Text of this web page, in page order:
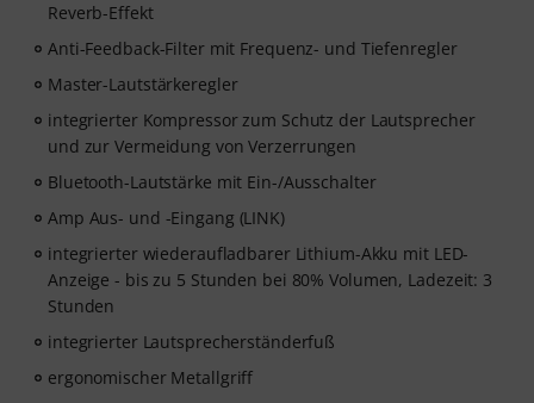
Reverb-Effekt
Anti-Feedback-Filter mit Frequenz- und Tiefenregler
Master-Lautstärkeregler
integrierter Kompressor zum Schutz der Lautsprecher
und zur Vermeidung von Verzerrungen
Bluetooth-Lautstärke mit Ein-/Ausschalter
Amp Aus- und -Eingang (LINK)
integrierter wiederaufladbarer Lithium-Akku mit LED-
Anzeige - bis zu 5 Stunden bei 80% Volumen, Ladezeit: 3
Stunden
integrierter Lautsprecherständerfuß
ergonomischer Metallgriff